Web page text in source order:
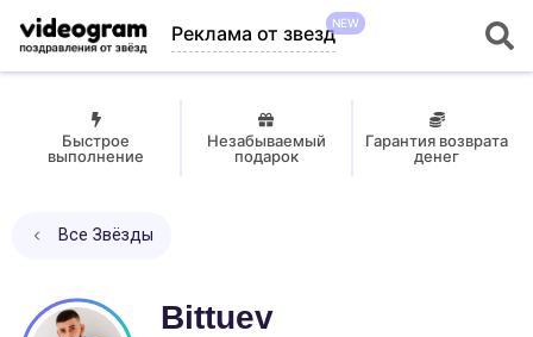
Реклама от звездNEW
Быстрое
выполнение
Незабываемый
подарок
Гарантия возврата
денег
Все Звёзды
Bittuev